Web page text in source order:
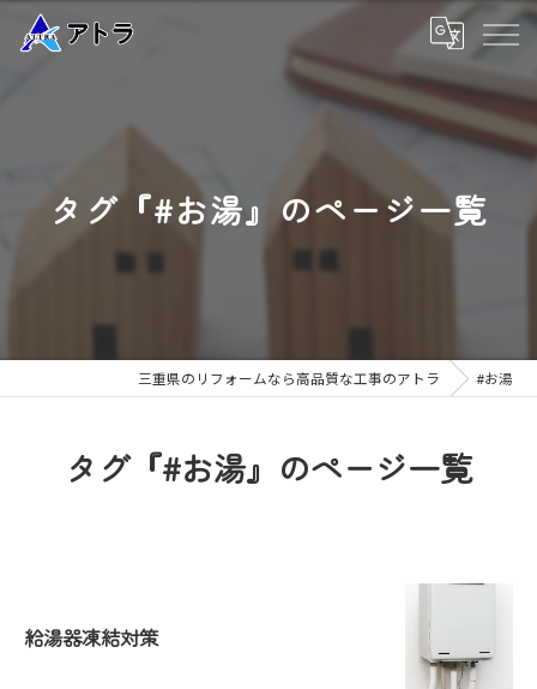
タグ『#お湯』のページ一覧
三重県のリフォームなら高品質な工事のアトラ #お湯
タグ『#お湯』のページ一覧
給湯器凍結対策